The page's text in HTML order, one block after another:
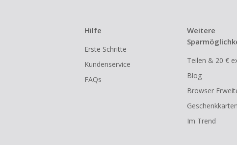
Hilfe
Erste Schritte
Kundenservice
FAQs
Weitere
Teilen & 20 €
Blog
Browser
Geschenkkarten
Im Trend